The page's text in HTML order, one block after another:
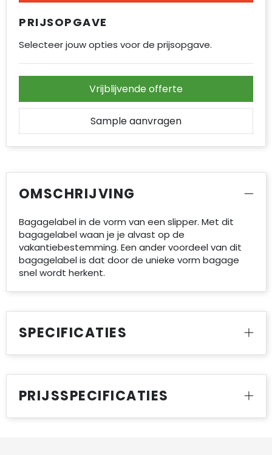
PRIJSOPGAVE
Selecteer jouw opties voor de prijsopgave.
Vrijblijvende offerte
Sample aanvragen
OMSCHRIJVING
Bagagelabel in de vorm van een slipper. Met dit
bagagelabel waan je je alvast op de
vakantiebestemming. Een ander voordeel van dit
bagagelabel is dat door de unieke vorm bagage
snel wordt herkent.
SPECIFICATIES
PRIJSSPECIFICATIES